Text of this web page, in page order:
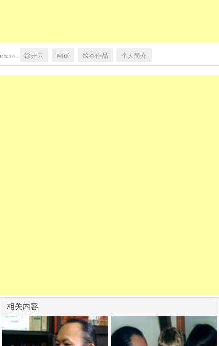
猜你喜欢： 徐开云 画家 绘本作品 个人简介
相关内容